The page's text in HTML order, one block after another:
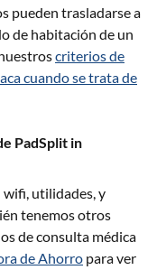
pueden trasladarse a
de habitación de un
criterios de
cuando se trata de
PadSplit in
wifi, utilidades, y
tenemos otros
de consulta médica
de Ahorro para ver